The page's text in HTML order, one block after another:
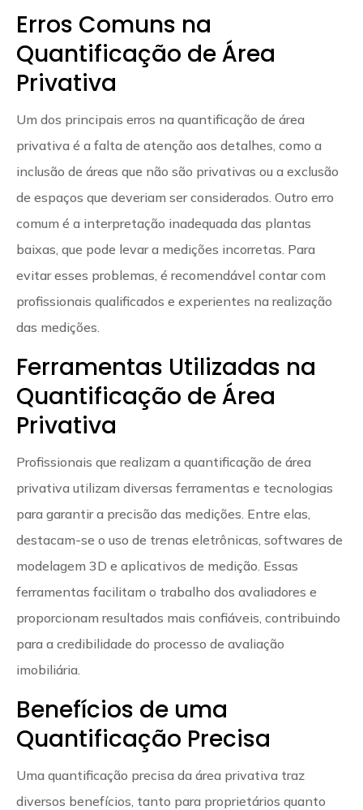
Erros Comuns na
Quantificação de Área
Privativa
Um dos principais erros na quantificação de área
privativa é a falta de atenção aos detalhes, como a
inclusão de áreas que não são privativas ou a exclusão
de espaços que deveriam ser considerados. Outro erro
comum é a interpretação inadequada das plantas
baixas, que pode levar a medições incorretas. Para
evitar esses problemas, é recomendável contar com
profissionais qualificados e experientes na realização
das medições.
Ferramentas Utilizadas na
Quantificação de Área
Privativa
Profissionais que realizam a quantificação de área
privativa utilizam diversas ferramentas e tecnologias
para garantir a precisão das medições. Entre elas,
destacam-se o uso de trenas eletrônicas, softwares de
modelagem 3D e aplicativos de medição. Essas
ferramentas facilitam o trabalho dos avaliadores e
proporcionam resultados mais confiáveis, contribuindo
para a credibilidade do processo de avaliação
imobiliária.
Benefícios de uma
Quantificação Precisa
Uma quantificação precisa da área privativa traz
diversos benefícios, tanto para proprietários quanto